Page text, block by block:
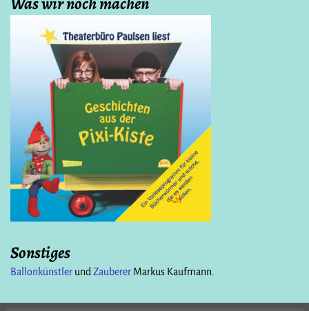
Sonstiges
Ballonkünstler und Zauberer Markus Kaufmann.